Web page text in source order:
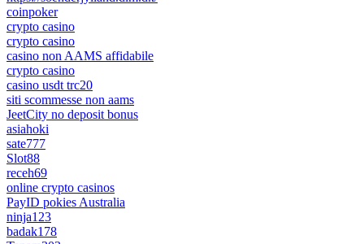
coinpoker
crypto casino
crypto casino
casino non AAMS affidabile
crypto casino
casino usdt trc20
siti scommesse non aams
JeetCity no deposit bonus
asiahoki
sate777
Slot88
receh69
online crypto casinos
PayID pokies Australia
ninja123
badak178